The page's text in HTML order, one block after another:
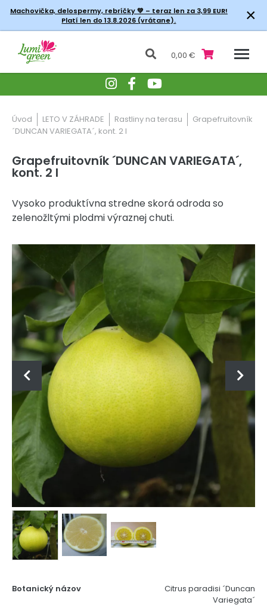
Machovička, delospermy, rebríčky💚 – teraz len za 3,99 EUR!
Platí len do 13.8.2026 (vrátane).
×
0,00 €
Úvod LETO V ZÁHRADE Rastliny na terasu
Grapefruitovník
´DUNCAN VARIEGATA´, kont. 2 l
Grapefruitovník ´DUNCAN VARIEGATA´,
kont. 2 l
Vysoko produktívna stredne skorá odroda so
zelenožltými plodmi výraznej chuti.
Botanický názov
Citrus paradisi ´Duncan
Variegata´